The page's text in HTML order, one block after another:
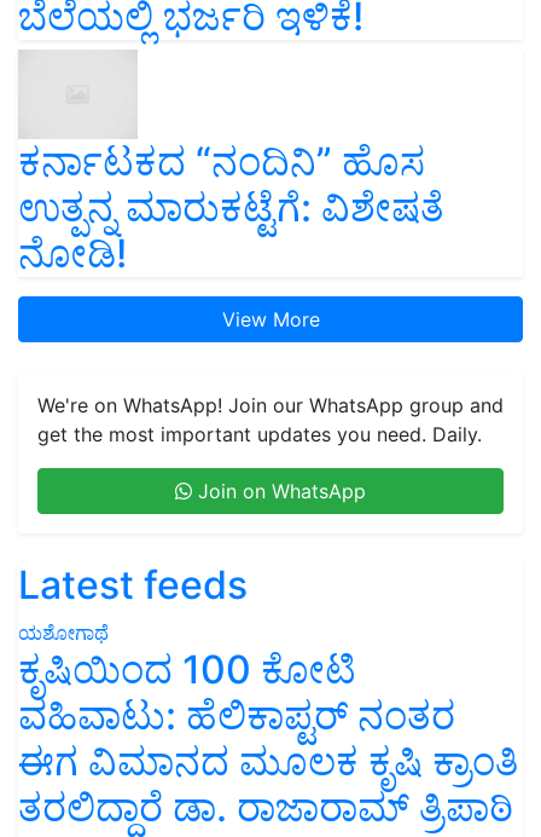
ಬೆಲೆಯಲ್ಲಿ ಭರ್ಜರಿ ಇಳಿಕೆ!
ಕರ್ನಾಟಕದ “ನಂದಿನಿ” ಹೊಸ
ಉತ್ಪನ್ನ ಮಾರುಕಟ್ಟೆಗೆ: ವಿಶೇಷತೆ
ನೋಡಿ!
View More
We're on WhatsApp! Join our WhatsApp group and
get the most important updates you need. Daily.
Join on WhatsApp
Latest feeds
ಯಶೋಗಾಥೆ
ಕೃಷಿಯಿಂದ 100 ಕೋಟಿ
ವಹಿವಾಟು: ಹೆಲಿಕಾಪ್ಟರ್ ನಂತರ
ಈಗ ವಿಮಾನದ ಮೂಲಕ ಕೃಷಿ ಕ್ರಾಂತಿ
ತರಲಿದ್ದಾರೆ ಡಾ. ರಾಜಾರಾಮ್ ತ್ರಿಪಾಠಿ